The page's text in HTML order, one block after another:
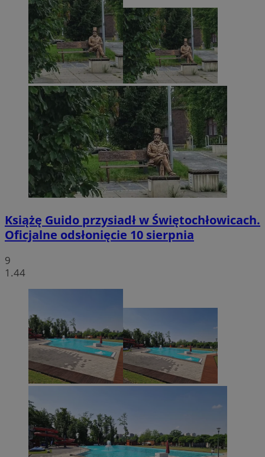
Książę Guido przysiadł w Świętochłowicach.
Oficjalne odsłonięcie 10 sierpnia
9
1.44